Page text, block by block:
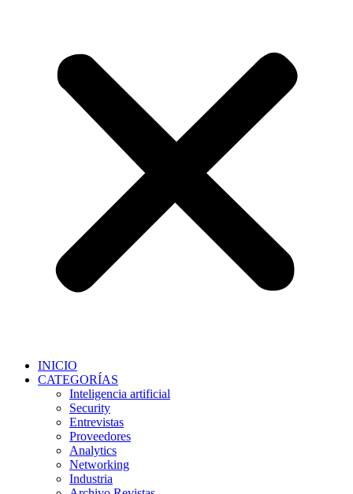
INICIO
CATEGORÍAS
Inteligencia artificial
Security
Entrevistas
Proveedores
Analytics
Networking
Industria